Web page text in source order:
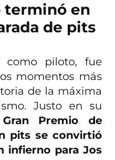
terminó en
de pits
piloto, fue
momentos más
de la máxima
Justo en su
Premio de
pits se convirtió
infierno para Jos